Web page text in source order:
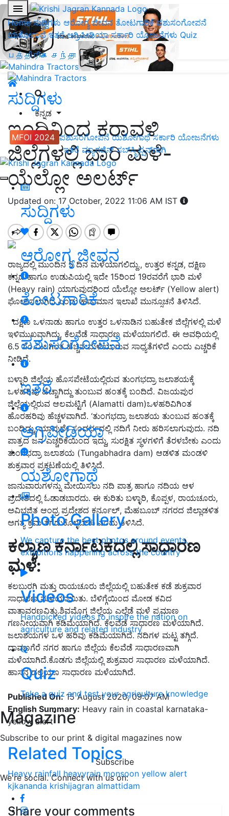
Home ಸುದ್ದಿಗಳು ಆರೋಗ್ಯ ಜೀವನ ತೋಟಗಾರಿಕೆಪಶುಸಂಗೋಪನೆ
ಯಶೋಗಾಥೆ ಇತರೆ ಅಗ್ರಿಪೀಡಿಯಾ ಸರ್ಕಾರಿ ಯೋಜನೆಗಳು Quiz
பத்திரிகை சந்தா
ಕನ್ನಡ
MFOI 2024 ಪಶುಸಂಗೋಪನೆ ಯಶೋಗಾಥೆ ಸರ್ಕಾರಿ ಯೋಜನೆಗಳು
ಇತರೆ ಮ್ಯಾಗಜಿನ್‌ ಸಬ್‌ಸ್ಕ್ರಿಪ್ಷನ್‌ಗಾಗಿ
ಸುದ್ದಿಗಳು
ಆರೋಗ್ಯ ಜೀವನ
ತೋಟಗಾರಿಕೆ
ಪಶುಸಂಗೋಪನೆ
ಇತರೆ
ಅಗ್ರಿಪೀಡಿಯಾ
ಯಶೋಗಾಥೆ
Photo Gallery
We capture the best photos around events,
exhibitions happening across the country
Videos
Handpicked videos to inspire the nation on
agriculture and related industry
Quiz
Take a quiz and test your agriculture knowledge
Magazine
Subscribe to our print & digital magazines now
Subscribe
We're social. Connect with us on:
ಸುದ್ದಿಗಳು
ಇಂದಿನಿಂದ ಕರಾವಳಿ
ಜಿಲ್ಲೆಗಳಲ್ಲಿ ಭಾರಿ ಮಳೆ-
ಯೆಲ್ಲೋ ಅಲರ್ಟ್
Updated on: 17 October, 2022 11:06 AM IST
ರಾಜ್ಯದಲ್ಲಿ ಮುಂದಿನ 5 ದಿನ ಮಳೆಯಾಗಲಿದ್ದು., ಉತ್ತರ ಕನ್ನಡ, ದಕ್ಷಿಣ
ಕನ್ನಡ ಹಾಗೂ ಉಡುಪಿಯಲ್ಲಿ ಇದೇ 15ರಿಂದ 19ರವರೆಗೆ ಭಾರಿ ಮಳೆ
(Heavy rain) ಯಾಗುವುದರಿಂದ ಯೆಲ್ಲೋ ಅಲರ್ಟ್ (Yellow alert)
ಘೋಷಿಸಲಾಗಿದೆ ಎಂದು ಹವಾಮಾನ ಇಲಾಖೆ ಮುನ್ಸೂಚನೆ ತಿಳಿಸಿದೆ.
ದಕ್ಷಿಣ ಒಳನಾಡು ಹಾಗೂ ಉತ್ತರ ಒಳನಾಡಿನ ಬಹುತೇಕ ಜಿಲ್ಲೆಗಳಲ್ಲಿ ಮಳೆ
ಇಳಿಮುಖವಾಗಿದ್ದು, ಕೆಲವೆಡೆ ಸಾಧಾರಣ ಮಳೆಯಾಗಲಿದೆ. ಈ ಅವಧಿಯಲ್ಲಿ
6.5 ಸೆಂ.ಮೀ.ಗಿಂತ ಹೆಚ್ಚಿನ ಮಳೆಯಾಗುವ ಸಾಧ್ಯತೆಗಳಿದೆ ಎಂದು ಎಚ್ಚರಿಕೆ
ನೀಡಿದೆ.
ಬಳ್ಳಾರಿ ಜಿಲ್ಲೆಯ ಹೊಸಪೇಟೆಯಲ್ಲಿರುವ ತುಂಗಭದ್ರಾ ಜಲಾಶಯಕ್ಕೆ
ಒಳಹರಿವು ಹೆಚ್ಚಾಗಿದ್ದು ತುಂಬುವ ಹಂತಕ್ಕೆ ಬಂದಿದೆ. ವಿಜಯಪುರ
ಜಿಲ್ಲೆಯಲ್ಲಿರುವ ಆಲಮಟ್ಟಿಗೆ (Alamatti dam)ಒಳಹರಿವಿಗಿಂತ
ಹೊರಹರಿವು ಹೆಚ್ಚಳವಾಗಿದೆ. ‘ತುಂಗಭದ್ರಾ ಜಲಾಶಯ ತುಂಬುವ ಹಂತಕ್ಕೆ
ಬಂದಿದ್ದು, ಯಾವುದೇ ಸಂದರ್ಭದಲ್ಲಿ ನದಿಗೆ ನೀರು ಹರಿಸಲಾಗುವುದು. ನದಿ
ಪಾತ್ರದ ಜನ ಎಚ್ಚರಿಕೆಯಿಂದ ಇದ್ದು, ಸುರಕ್ಷಿತ ಸ್ಥಳಗಳಿಗೆ ತೆರಳಬೇಕು ಎಂದು
ತುಂಗಭದ್ರಾ ಜಲಾಶಯ (Tungabhadra dam) ಆಡಳಿತ ಮಂಡಳಿ
ಶುಕ್ರವಾರ ಪ್ರಕಟಣೆಯಲ್ಲಿ ತಿಳಿಸಿದೆ.
ಜಾನುವಾರುಗಳನ್ನು ಮೇಯಿಸಲು ನದಿ ಪಾತ್ರ ಹಾಗೂ ನದಿಯ ಆಳ
ಪ್ರದೇಶದಲ್ಲಿ ಓಡಾಡಬಾರದು. ಈ ಕುರಿತು ಬಳ್ಳಾರಿ, ಕೊಪ್ಪಳ, ರಾಯಚೂರು,
ಅವಿಭಜಿತ ಆಂಧ್ರ ಪ್ರದೇಶದ ಕರ್ನೂಲ್‌, ಮೆಹಬೂಬ್‌ ನಗರದ ಜಿಲ್ಲಾಡಳಿತ
ಅಗತ್ಯ ಕ್ರಮ ತೆಗೆದುಕೊಳ್ಳಬೇಕು ಎಂದು ತಿಳಿಸಿದೆ.
ಕಲ್ಯಾಣ ಕರ್ನಾಟಕದಲ್ಲಿ ಸಾಧಾರಣ
ಮಳೆ:
ಕಲಬುರಗಿ ಮತ್ತು ರಾಯಚೂರು ಜಿಲ್ಲೆಯಲ್ಲಿ ಬಹುತೇಕ ಕಡೆ ಶುಕ್ರವಾರ
ಸಾಧಾರಣ ಮಳೆಯಾಯಿತು. ಬೆಳಿಗ್ಗೆಯಿಂದ ಮೋಡ ಕವಿದ
ವಾತಾವರಣವಿತ್ತು.ಶಿವಮೊಗ್ಗ ಜಿಲ್ಲೆಯ ಎಲ್ಲೆಡೆ ಮಳೆ ಪ್ರಮಾಣ
ಗಣನೀಯವಾಗಿ ಕಡಿಮೆಯಾಗಿದೆ. ಕೆಲವೆಡೆ ಸಾಧಾರಣ ಮಳೆಯಾಗಿದೆ.
ಜಲಾಶಯಗಳ ಒಳ ಹರಿವು ಕಡಿಮೆಯಾಗಿದೆ. ನದಿಗಳ ಮಟ್ಟ ತಗ್ಗಿದೆ.
ದಾವಣಗೆರೆ ನಗರ ಹಾಗೂ ಜಿಲ್ಲೆಯ ಕೆಲವೆಡೆ ಸಾಧಾರಣವಾಗಿ
ಮಳೆಯಾಗಿದೆ.ಕೊಡಗು ಜಿಲ್ಲೆಯಲ್ಲಿ ಶುಕ್ರವಾರ ಸಾಧಾರಣ ಮಳೆಯಾಗಿದೆ.
ಹಾಸನ ದಲ್ಲಿಯೂ ಸಾಧಾರಣ ಮಳೆಯಾಗಿದೆ.
Published On:15 August 2020, 09:07 AM
English Summary: Heavy rain in coastal karnataka-
yellow alert
Related Topics
Heavy rainfall heavyrain monsoon yellow alert
kjkananda krishijagran almattidam
Share your comments